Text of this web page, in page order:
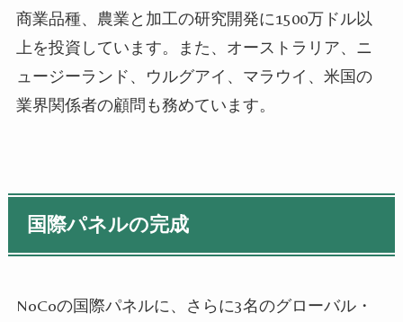
商業品種、農業と加工の研究開発に1500万ドル以
上を投資しています。また、オーストラリア、ニ
ュージーランド、ウルグアイ、マラウイ、米国の
業界関係者の顧問も務めています。
国際パネルの完成
NoCoの国際パネルに、さらに3名のグローバル・